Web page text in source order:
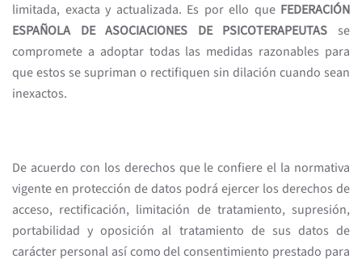
limitada, exacta y actualizada. Es por ello que FEDERACIÓN
ESPAÑOLA DE ASOCIACIONES DE PSICOTERAPEUTAS se
compromete a adoptar todas las medidas razonables para
que estos se supriman o rectifiquen sin dilación cuando sean
inexactos.
De acuerdo con los derechos que le confiere el la normativa
vigente en protección de datos podrá ejercer los derechos de
acceso, rectificación, limitación de tratamiento, supresión,
portabilidad y oposición al tratamiento de sus datos de
carácter personal así como del consentimiento prestado para